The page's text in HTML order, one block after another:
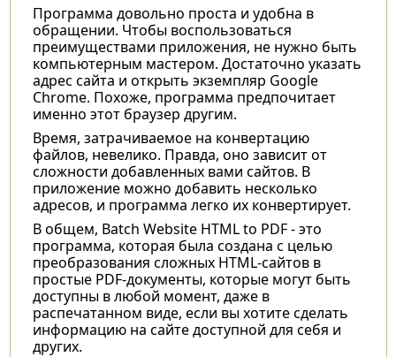
Программа довольно проста и удобна в
обращении. Чтобы воспользоваться
преимуществами приложения, не нужно быть
компьютерным мастером. Достаточно указать
адрес сайта и открыть экземпляр Google
Chrome. Похоже, программа предпочитает
именно этот браузер другим.
Время, затрачиваемое на конвертацию
файлов, невелико. Правда, оно зависит от
сложности добавленных вами сайтов. В
приложение можно добавить несколько
адресов, и программа легко их конвертирует.
В общем, Batch Website HTML to PDF - это
программа, которая была создана с целью
преобразования сложных HTML-сайтов в
простые PDF-документы, которые могут быть
доступны в любой момент, даже в
распечатанном виде, если вы хотите сделать
информацию на сайте доступной для себя и
других.